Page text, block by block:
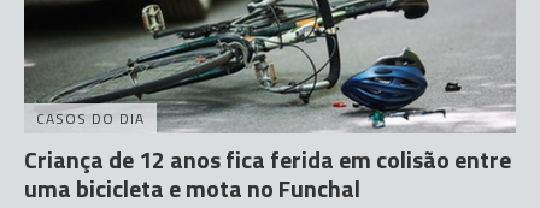
CASOS DO DIA
Criança de 12 anos fica ferida em colisão entre
uma bicicleta e mota no Funchal